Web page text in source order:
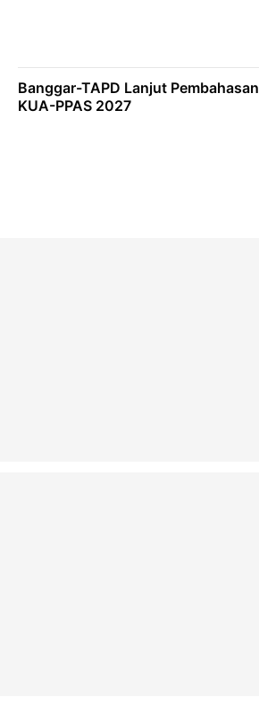
Banggar-TAPD Lanjut Pembahasan
KUA-PPAS 2027